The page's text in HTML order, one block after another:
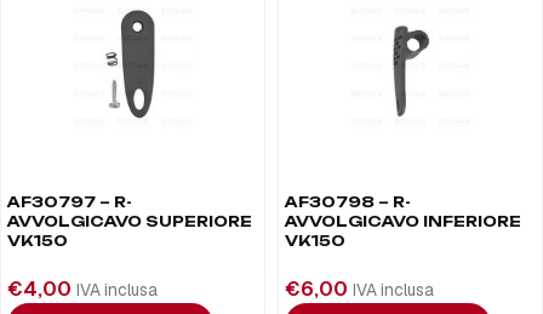
AF30797 – R-
AVVOLGICAVO SUPERIORE
VK150
€4,00 IVA inclusa
AF30798 – R-
AVVOLGICAVO INFERIORE
VK150
€6,00 IVA inclusa